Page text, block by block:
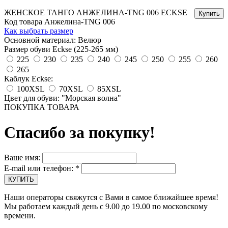
ЖЕНСКОЕ ТАНГО АНЖЕЛИНА-TNG 006 ECKSE
Код товара Анжелина-TNG 006
Как выбрать размер
Основной материал: Велюр
Размер обуви Eckse (225-265 мм)
225
230 235 240 245 250 255
260
265
Каблук Eckse:
100XSL
70XSL
85XSL
Цвет для обуви: "Морская волна"
ПОКУПКА ТОВАРА
Спасибо за покупку!
Ваше имя:
E-mail или телефон: *
Наши операторы свяжутся с Вами в самое ближайшее время!
Мы работаем каждый день с 9.00 до 19.00 по московскому
времени.